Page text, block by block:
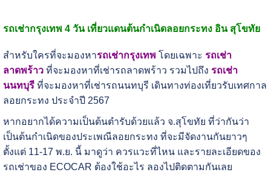
รถเช่ากรุงเทพ 4 วัน เที่ยวแดนต้นกำเนิดลอยกระทง อิน สุโขทัย
สำหรับใครที่จะมองหารถเช่ากรุงเทพ โดยเฉพาะ รถเช่า
ลาดพร้าวที่จะมองหาที่เช่ารถลาดพร้าว รวมไปถึง รถเช่า
นนทบุรีที่จะมองหาที่เช่ารถนนทบุรี เดินทางท่องเที่ยวรับเทศกาล
ลอยกระทง ประจำปี 2567
หากอยากได้ความเป็นต้นตำรับด้วยแล้ว จ.สุโขทัย ที่ว่ากันว่า
เป็นต้นกำเนิดของประเพณีลอยกระทง ที่จะมีจัดงานกันยาวๆ
ตั้งแต่ 11-17 พ.ย. นี้ มาดูว่า ควรแวะที่ไหน และรายละเอียดของ
รถเช่าของ ECOCAR ต้องใช้อะไร ลองไปติดตามกันเลย